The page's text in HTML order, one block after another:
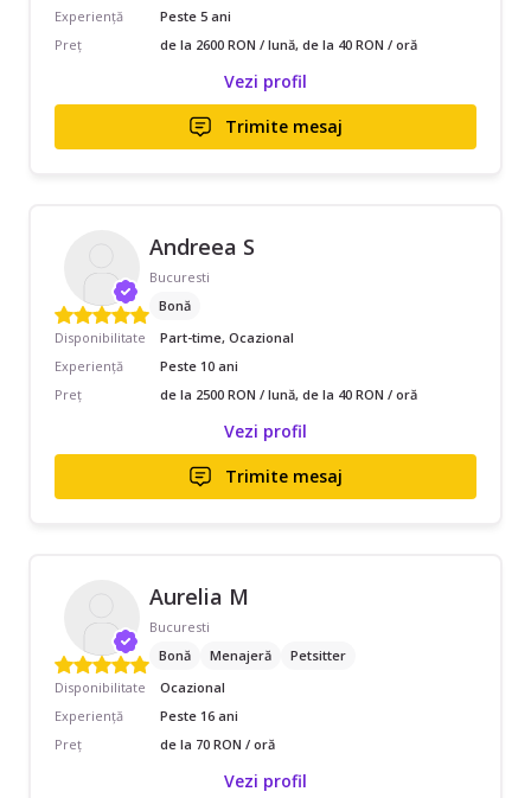
Experiență
Peste 5 ani
Preț
de la 2600 RON / lună, de la 40 RON / oră
Vezi profil
Trimite mesaj
Andreea S
Bucuresti
Bonă
Disponibilitate
Part-time, Ocazional
Experiență
Peste 10 ani
Preț
de la 2500 RON / lună, de la 40 RON / oră
Vezi profil
Trimite mesaj
Aurelia M
Bucuresti
Bonă
Menajeră
Petsitter
Disponibilitate
Ocazional
Experiență
Peste 16 ani
Preț
de la 70 RON / oră
Vezi profil